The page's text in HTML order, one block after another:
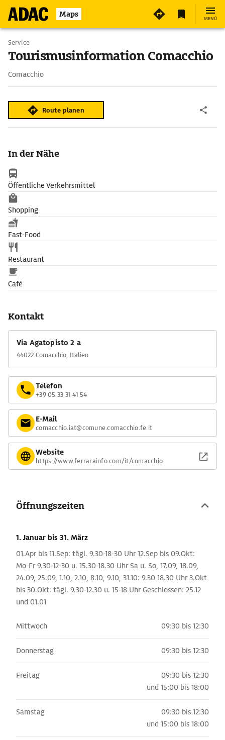
Maps MENÜ
Service
Tourismusinformation Comacchio
Comacchio
Route planen
In der Nähe
Öffentliche Verkehrsmittel
Shopping
Fast-Food
Restaurant
Café
Kontakt
Via Agatopisto 2 a
44022 Comacchio, Italien
Telefon
+39 05 33 31 41 54
E-Mail
comacchio.iat@comune.comacchio.fe.it
Website
https://www.ferrarainfo.com/it/comacchio
Öffnungszeiten
1. Januar bis 31. März
01.Apr bis 11.Sep: tägl. 9.30-18-30 Uhr 12.Sep bis 09.Okt:
Mo-Fr 9.30-12-30 u. 15.30-18.30 Uhr Sa u. So, 17.09, 18.09,
24.09, 25.09, 1.10, 2.10, 8.10, 9.10, 31.10: 9.30-18.30 Uhr 3.Okt
bis 30.Okt: tägl. 9.30-12.30 u. 15-18 Uhr Geschlossen: 25.12
und 01.01
Mittwoch 09:30 bis 12:30
Donnerstag 09:30 bis 12:30
Freitag
09:30 bis 12:30
und 15:00 bis 18:00
Samstag
09:30 bis 12:30
und 15:00 bis 18:00